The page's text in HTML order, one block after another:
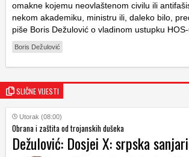
omakne kojemu neovlaštenom civilu ili
nekom akademiku, ministru ili, daleko bilo,
piše Boris Dežulović o vladinom ustupku HOS-
Boris Dežulović
SLIČNE VIJESTI
Utorak (08:00)
Obrana i zaštita od trojanskih dušeka
Dežulović: Dosjei X: srpska